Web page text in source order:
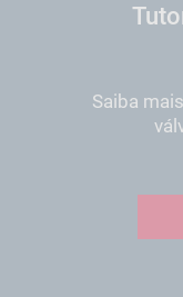
Saiba